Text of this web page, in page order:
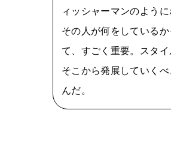
ィッシャーマンのように
その人が何をしているか
て、すごく重要。スタイ
そこから発展していくべ
んだ。